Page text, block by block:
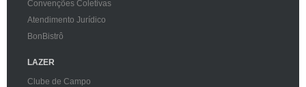
Convenções Coletivas
Atendimento Jurídico
BonBistrô
LAZER
Clube de Campo